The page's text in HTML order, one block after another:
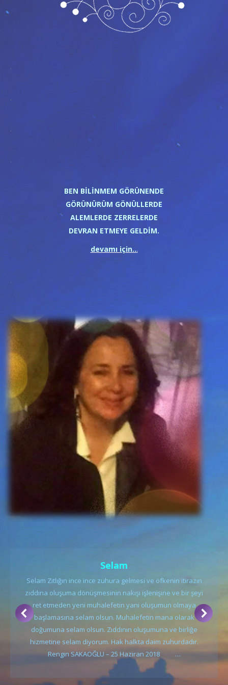
.
.
.
.
BEN BİLİNMEM GÖRÜNENDE
GÖRÜNÜRÜM GÖNÜLLERDE
ALEMLERDE ZERRELERDE
DEVRAN ETMEYE GELDİM.
devamı için...
.
Selam
Selam Zıtlığın ince ince zuhura gelmesi ve öfkenin itirazın
zıddına oluşuma dönüşmesinin nakışı işlenişine ve bir şeyi
ret etmeden yeni muhalefetin yani oluşumun olmaya
başlamasına selam olsun. Muhalefetin mana olarak
doğumuna selam olsun. Zıddının oluşumuna ve birliğe
hizmetine selam diyorum. Hak halkta daim zuhurdadır.
Rengin SAKAOĞLU – 25 Haziran 2018 …